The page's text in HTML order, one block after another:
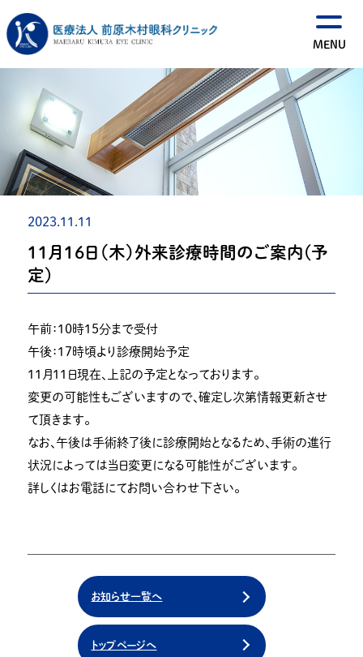
2023.11.11
１１月１６日（木）外来診療時間のご案内(予
定)
午前：１０時１５分まで受付
午後：１７時頃より診療開始予定
１１月１１日現在、上記の予定となっております。
変更の可能性もございますので、確定し次第情報更新させ
て頂きます。
なお、午後は手術終了後に診療開始となるため、手術の進行
状況によっては当日変更になる可能性がございます。
詳しくはお電話にてお問い合わせ下さい。
お知らせ一覧へ
トップページへ